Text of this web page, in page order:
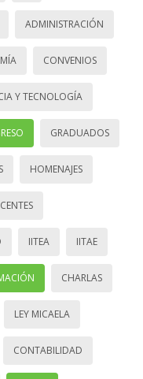
ADMINISTRACIÓN
CONVENIOS
Y TECNOLOGÍA
GRADUADOS
HOMENAJES
IITEA IITAE
CHARLAS
LEY MICAELA
CONTABILIDAD